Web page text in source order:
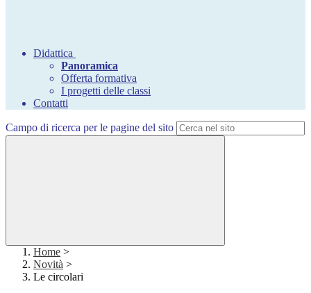
Didattica
Panoramica
Offerta formativa
I progetti delle classi
Contatti
Campo di ricerca per le pagine del sito
Home >
Novità >
Le circolari